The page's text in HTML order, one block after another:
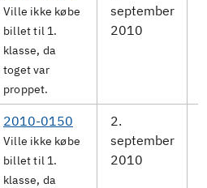
Ville ikke købe
billet til 1.
klasse, da
toget var
proppet.
september
2010
2010-0150
Ville ikke købe
billet til 1.
klasse, da
2.
september
2010